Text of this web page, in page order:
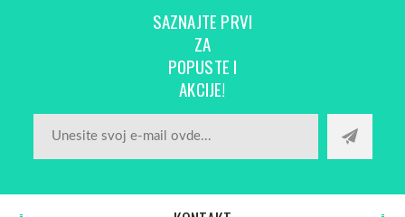
SAZNAJTE PRVI
ZA
POPUSTE I
AKCIJE!